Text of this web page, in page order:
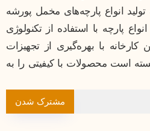
انواع پارچه‌های مخمل پورشه
پارچه با استفاده از تکنولوژی
با بهره‌گیری از تجهیزات
است محصولات با کیفیتی را به
مشترک شدن